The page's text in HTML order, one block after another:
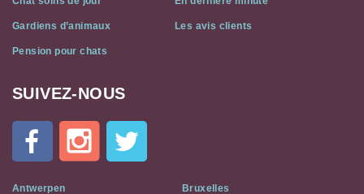
Gardiens d’animaux Les avis clients
Pension pour chats
Cat
Flat
Social
SUIVEZ-NOUS
Antwerpen Bruxelles